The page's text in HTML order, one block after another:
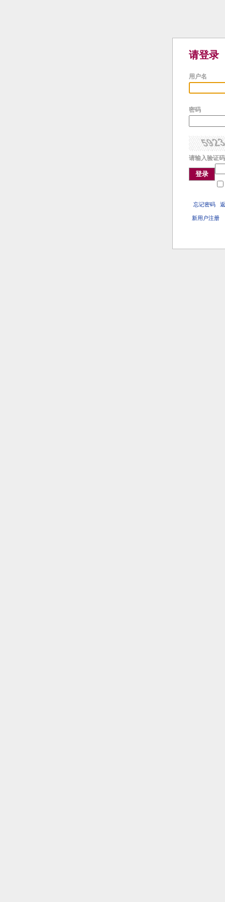
请登录
用户名
密码
请输入验证
登录
忘记密码
新用户注册